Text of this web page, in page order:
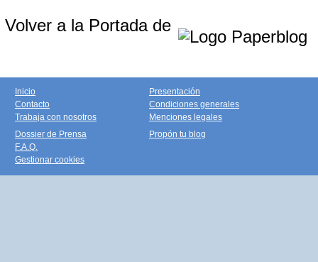
Volver a la Portada de
Inicio
Contacto
Trabaja con nosotros
Presentación
Condiciones generales
Menciones legales
Dossier de Prensa
F.A.Q.
Gestionar cookies
Propón tu blog